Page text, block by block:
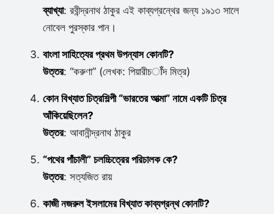
ব্যাখ্যা: রবীন্দ্রনাথ ঠাকুর এই কাব্যগ্রন্থের জন্য ১৯১৩ সালে
নোবেল পুরস্কার পান।
বাংলা সাহিত্যের প্রথম উপন্যাস কোনটি?
উত্তর: “করুণা” (লেখক: পিয়ারীচाँদ মিত্র)
কোন বিখ্যাত চিত্রশিল্পী “ভারতের আত্মা” নামে একটি চিত্র
আঁকিয়েছিলেন?
উত্তর: আবানীন্দ্রনাথ ঠাকুর
“পথের পাঁচালী” চলচ্চিত্রের পরিচালক কে?
উত্তর: সত্যজিত রায়
কাজী নজরুল ইসলামের বিখ্যাত কাব্যগ্রন্থ কোনটি?